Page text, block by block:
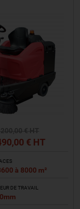
,00 € HT
à 8000 m²
DE TRAVAIL